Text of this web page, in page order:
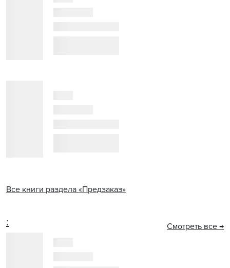
Все книги раздела «Предзаказ»
: Смотреть все →